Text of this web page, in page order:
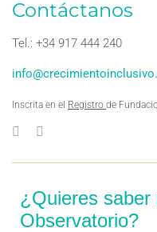
Contáctanos
Tel.: +34 917 444 240
Inscrita en el Registro de
¿Quieres saber
Observatorio?